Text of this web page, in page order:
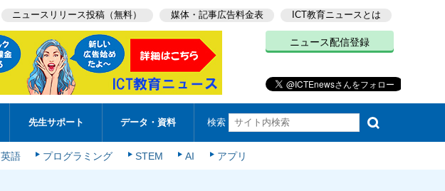
ニュースリリース投稿（無料） 媒体・記事広告料金表 ICT教育ニュースとは
ニュース配信登録
先生サポート データ・資料 検索
英語 プログラミング STEM AI アプリ